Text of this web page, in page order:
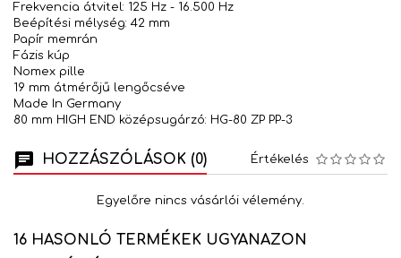
Frekvencia átvitel: 125 Hz - 16.500 Hz
Beépítési mélység: 42 mm
Papír memrán
Fázis kúp
Nomex pille
19 mm átmérőjű lengőcséve
Made In Germany
80 mm HIGH END középsugárzó: HG-80 ZP PP-3
HOZZÁSZÓLÁSOK (0) Értékelés
Egyelőre nincs vásárlói vélemény.
16 HASONLÓ TERMÉKEK UGYANAZON